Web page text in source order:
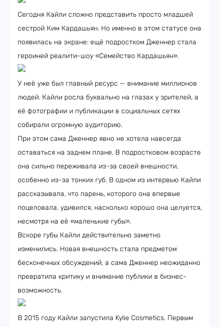
Сегодня Кайли сложно представить просто младшей
сестрой Ким Кардашьян. Но именно в этом статусе она
появилась на экране: ещё подростком Дженнер стала
героиней реалити-шоу «Семейство Кардашьян».
У неё уже был главный ресурс — внимание миллионов
людей. Кайли росла буквально на глазах у зрителей, а
её фотографии и публикации в социальных сетях
собирали огромную аудиторию.
При этом сама Дженнер явно не хотела навсегда
оставаться на заднем плане. В подростковом возрасте
она сильно переживала из-за своей внешности,
особенно из-за тонких губ. В одном из интервью Кайли
рассказывала, что парень, которого она впервые
поцеловала, удивился, насколько хорошо она целуется,
несмотря на её «маленькие губы».
Вскоре губы Кайли действительно заметно
изменились. Новая внешность стала предметом
бесконечных обсуждений, а сама Дженнер неожиданно
превратила критику и внимание публики в бизнес-
возможность.
В 2015 году Кайли запустила Kylie Cosmetics. Первым